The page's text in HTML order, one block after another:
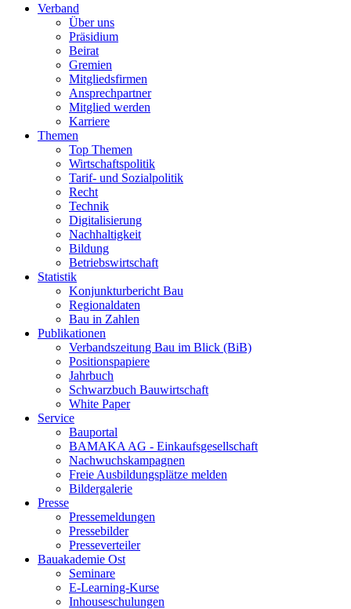
Verband
Über uns
Präsidium
Beirat
Gremien
Mitgliedsfirmen
Ansprechpartner
Mitglied werden
Karriere
Themen
Top Themen
Wirtschaftspolitik
Tarif- und Sozialpolitik
Recht
Technik
Digitalisierung
Nachhaltigkeit
Bildung
Betriebswirtschaft
Statistik
Konjunkturbericht Bau
Regionaldaten
Bau in Zahlen
Publikationen
Verbandszeitung Bau im Blick (BiB)
Positionspapiere
Jahrbuch
Schwarzbuch Bauwirtschaft
White Paper
Service
Bauportal
BAMAKA AG - Einkaufsgesellschaft
Nachwuchskampagnen
Freie Ausbildungsplätze melden
Bildergalerie
Presse
Pressemeldungen
Pressebilder
Presseverteiler
Bauakademie Ost
Seminare
E-Learning-Kurse
Inhouseschulungen